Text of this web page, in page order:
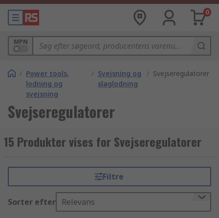
0
MPN
/ Power tools,
lodning og
svejsning
/ Svejsning og
slaglodning
/ Svejseregulatorer
Svejseregulatorer
15 Produkter vises for Svejseregulatorer
Filtre
Sorter efter Relevans